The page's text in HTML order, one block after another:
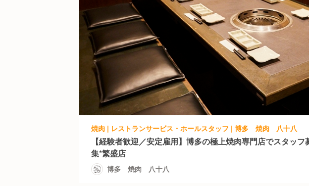
焼肉 | レストランサービス・ホールスタッフ | 博多 焼肉 八十八
【経験者歓迎／安定雇用】博多の極上焼肉専門店でスタッフ
集*繁盛店
博多 焼肉 八十八